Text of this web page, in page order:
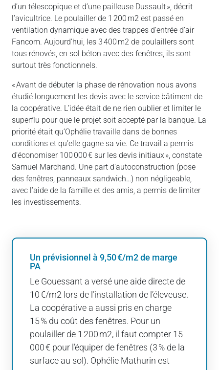
d’un télescopique et d’une pailleuse Dussault », décrit
l’avicultrice. Le poulailler de 1 200 m2 est passé en
ventilation dynamique avec des trappes d’entrée d’air
Fancom. Aujourd’hui, les 3 400 m2 de poulaillers sont
tous rénovés, en sol béton avec des fenêtres, ils sont
surtout très fonctionnels.
« Avant de débuter la phase de rénovation nous avons
étudié longuement les devis avec le service bâtiment de
la coopérative. L’idée était de ne rien oublier et limiter le
superflu pour que le projet soit accepté par la banque. La
priorité était qu’Ophélie travaille dans de bonnes
conditions et qu’elle gagne sa vie. Ce travail a permis
d’économiser 100 000 € sur les devis initiaux », constate
Samuel Marchand. Une part d’autoconstruction (pose
des fenêtres, panneaux sandwich…) non négligeable,
avec l’aide de la famille et des amis, a permis de limiter
les investissements.
Un prévisionnel à 9,50 €/m2 de marge
PA
Le Gouessant a versé une aide directe de
10 €/m2 lors de l’installation de l’éleveuse.
La coopérative a aussi pris en charge
15 % du coût des fenêtres. Pour un
poulailler de 1 200 m2, il faut compter 15
000 € pour l’équiper de fenêtres (3 % de la
surface au sol). Ophélie Mathurin est